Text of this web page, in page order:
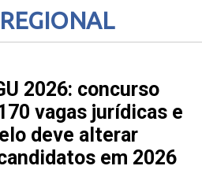
2026: concurso
vagas jurídicas e
deve alterar
em 2026